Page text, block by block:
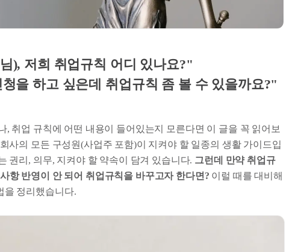
), 저희 취업규칙 어디 있나요?"
을 하고 싶은데 취업규칙 좀 볼 수 있을까요?"
, 취업 규칙에 어떤 내용이 들어있는지 모른다면 이 글을 꼭 읽어보
사의 모든 구성원(사업주 포함)이 지켜야 할 일종의 생활 가이드입
권리, 의무, 지켜야 할 약속이 담겨 있습니다. 그런데 만약 취업규
항 반영이 안 되어 취업규칙을 바꾸고자 한다면? 이럴 때를 대비해
을 정리했습니다.